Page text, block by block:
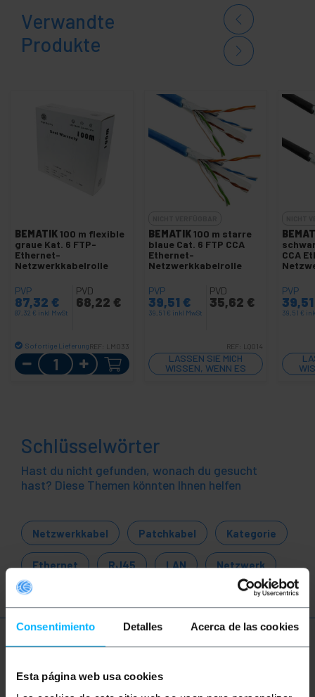
Consentimiento Detalles Acerca de las cookies
Esta página web usa cookies
Verwandte
Produkte
BEMATIK100 m flexible
graue Kat. 6 FTP-
Ethernet-
Netzwerkkabelrolle
PVP
87,32 €
87,32 € inkl MwSt
PVD
68,22 €
Sofortige LieferungREF: LM033
Menge
BEMATIK100 m starre
blaue Cat. 6 FTP CCA
Ethernet-
Netzwerkkabelrolle
PVP
39,51 €
39,51 € inkl MwSt
PVD
35,62 €
REF: LQ014
LASSEN SIE MICH
WISSEN, WENN ES
LAGER GIBT
CCA
PVP
39,51 €
Schlüsselwörter
Hast du nicht gefunden, wonach du gesucht
hast? Diese Themen könnten Ihnen helfen
Netzwerkkabel Patchkabel Kategorie
Ethernet RJ45 LAN Netzwerk
Mehr Info